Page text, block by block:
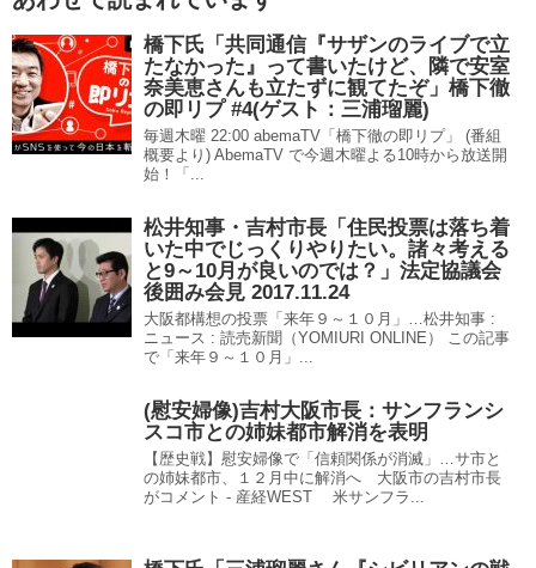
橋下氏「共同通信『サザンのライブで立
たなかった』って書いたけど、隣で安室
奈美恵さんも立たずに観てたぞ」橋下徹
の即リプ #4(ゲスト：三浦瑠麗)
毎週木曜 22:00 abemaTV「橋下徹の即リプ」 (番組
概要より) AbemaTV で今週木曜よる10時から放送開
始！「...
松井知事・吉村市長「住民投票は落ち着
いた中でじっくりやりたい。諸々考える
と9～10月が良いのでは？」法定協議会
後囲み会見 2017.11.24
大阪都構想の投票「来年９～１０月」…松井知事 :
ニュース : 読売新聞（YOMIURI ONLINE） この記事
で「来年９～１０月」...
(慰安婦像)吉村大阪市長：サンフランシ
スコ市との姉妹都市解消を表明
【歴史戦】慰安婦像で「信頼関係が消滅」…サ市と
の姉妹都市、１２月中に解消へ 大阪市の吉村市長
がコメント - 産経WEST 米サンフラ...